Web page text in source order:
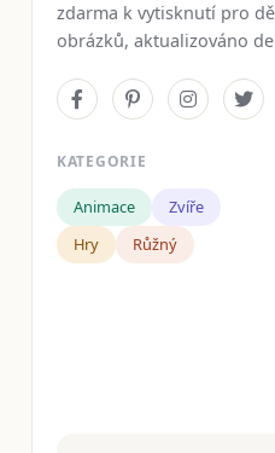
zdarma k vytisknutí pro
obrázků, aktualizováno
KATEGORIE
Animace
Zvíře
Hry
Růžný